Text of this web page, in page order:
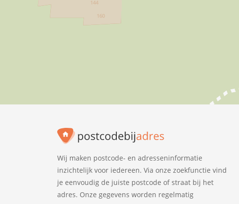
Wij maken postcode- en adresseninformatie
inzichtelijk voor iedereen. Via onze zoekfunctie vind
je eenvoudig de juiste postcode of straat bij het
adres. Onze gegevens worden regelmatig